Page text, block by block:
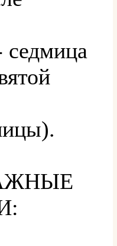
седмица